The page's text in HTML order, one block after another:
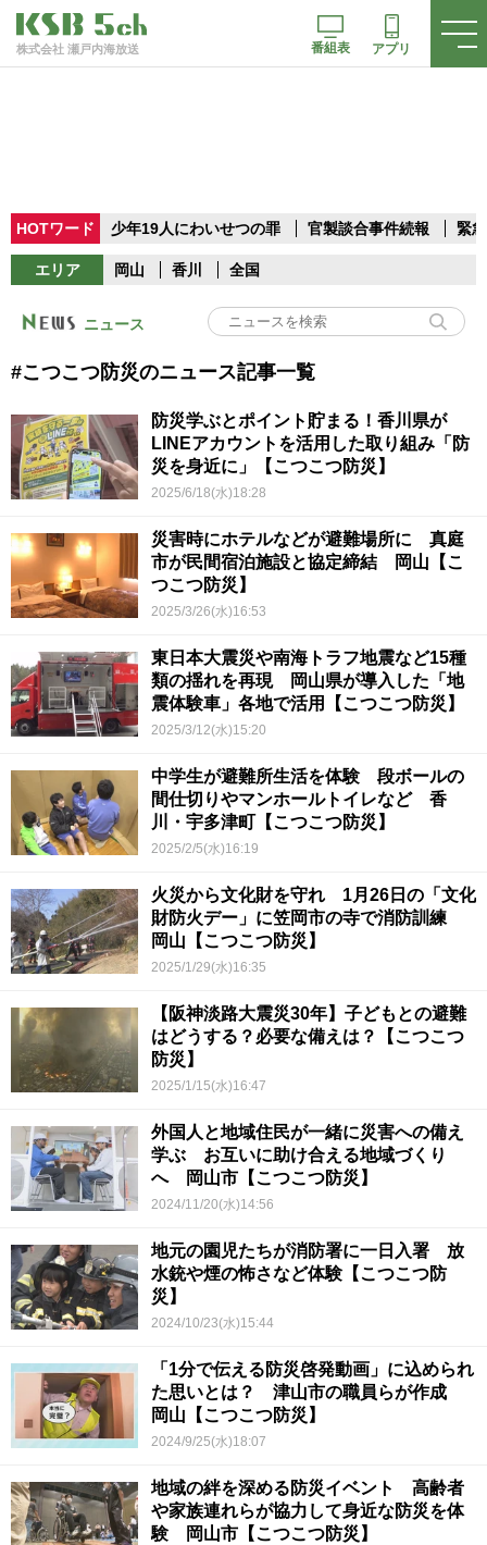
株式会社 瀬戸内海放送 番組表 アプリ
HOTワード 少年19人にわいせつの罪 官製談合事件続報 緊
エリア 岡山 香川 全国
ニュース
#こつこつ防災のニュース記事一覧
防災学ぶとポイント貯まる！香川県が
LINEアカウントを活用した取り組み「防
災を身近に」【こつこつ防災】
2025/6/18(水)18:28
災害時にホテルなどが避難場所に 真庭
市が民間宿泊施設と協定締結 岡山【こ
つこつ防災】
2025/3/26(水)16:53
東日本大震災や南海トラフ地震など15種
類の揺れを再現 岡山県が導入した「地
震体験車」各地で活用【こつこつ防災】
2025/3/12(水)15:20
中学生が避難所生活を体験 段ボールの
間仕切りやマンホールトイレなど 香
川・宇多津町【こつこつ防災】
2025/2/5(水)16:19
火災から文化財を守れ 1月26日の「文化
財防火デー」に笠岡市の寺で消防訓練
岡山【こつこつ防災】
2025/1/29(水)16:35
【阪神淡路大震災30年】子どもとの避難
はどうする？必要な備えは？【こつこつ
防災】
2025/1/15(水)16:47
外国人と地域住民が一緒に災害への備え
学ぶ お互いに助け合える地域づくり
へ 岡山市【こつこつ防災】
2024/11/20(水)14:56
地元の園児たちが消防署に一日入署 放
水銃や煙の怖さなど体験【こつこつ防
災】
2024/10/23(水)15:44
「1分で伝える防災啓発動画」に込められ
た思いとは？ 津山市の職員らが作成
岡山【こつこつ防災】
2024/9/25(水)18:07
地域の絆を深める防災イベント 高齢者
や家族連れらが協力して身近な防災を体
験 岡山市【こつこつ防災】